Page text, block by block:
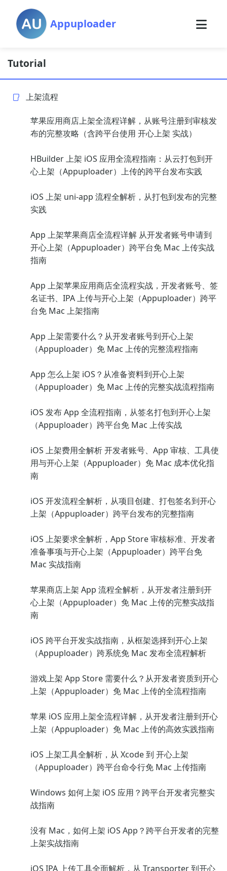
Appuploader
Tutorial
上架流程
苹果应用商店上架全流程详解，从账号注册到审核发
布的完整攻略（含跨平台使用 开心上架 实战）
HBuilder 上架 iOS 应用全流程指南：从云打包到开
心上架（Appuploader）上传的跨平台发布实践
iOS 上架 uni-app 流程全解析，从打包到发布的完整
实践
App 上架苹果商店全流程详解 从开发者账号申请到
开心上架（Appuploader）跨平台免 Mac 上传实战
指南
App 上架苹果应用商店全流程实战，开发者账号、签
名证书、IPA 上传与开心上架（Appuploader）跨平
台免 Mac 上架指南
App 上架需要什么？从开发者账号到开心上架
（Appuploader）免 Mac 上传的完整流程指南
App 怎么上架 iOS？从准备资料到开心上架
（Appuploader）免 Mac 上传的完整实战流程指南
iOS 发布 App 全流程指南，从签名打包到开心上架
（Appuploader）跨平台免 Mac 上传实战
iOS 上架费用全解析 开发者账号、App 审核、工具使
用与开心上架（Appuploader）免 Mac 成本优化指
南
iOS 开发流程全解析，从项目创建、打包签名到开心
上架（Appuploader）跨平台发布的完整指南
iOS 上架要求全解析，App Store 审核标准、开发者
准备事项与开心上架（Appuploader）跨平台免
Mac 实战指南
苹果商店上架 App 流程全解析，从开发者注册到开
心上架（Appuploader）免 Mac 上传的完整实战指
南
iOS 跨平台开发实战指南，从框架选择到开心上架
（Appuploader）跨系统免 Mac 发布全流程解析
游戏上架 App Store 需要什么？从开发者资质到开心
上架（Appuploader）免 Mac 上传的全流程指南
苹果 iOS 应用上架全流程详解，从开发者注册到开心
上架（Appuploader）免 Mac 上传的高效实践指南
iOS 上架工具全解析，从 Xcode 到 开心上架
（Appuploader）跨平台命令行免 Mac 上传指南
Windows 如何上架 iOS 应用？跨平台开发者完整实
战指南
没有 Mac，如何上架 iOS App？跨平台开发者的完整
上架实战指南
iOS IPA 上传工具全面解析，从 Transporter 到开心